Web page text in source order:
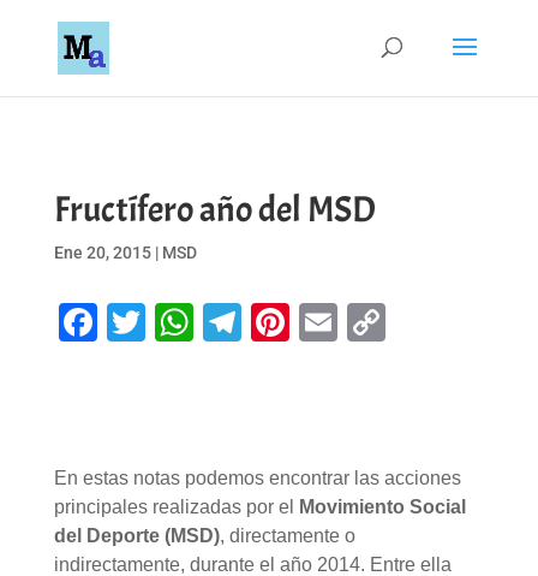
Fructífero año del MSD
Ene 20, 2015| MSD
Facebook
Twitter
WhatsApp
Telegram
Pinterest
EmailCopy
En estas notas podemos encontrar las acciones
principales realizadas por el
Movimiento Social
del Deporte (MSD), directamente o
indirectamente, durante el año 2014. Entre ella